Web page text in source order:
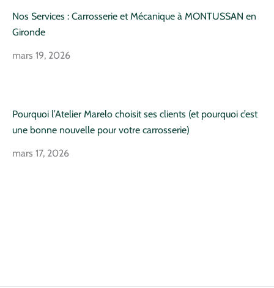
Nos Services : Carrosserie et Mécanique à MONTUSSAN en
Gironde
mars 19, 2026
Pourquoi l’Atelier Marelo choisit ses clients (et pourquoi c’est
une bonne nouvelle pour votre carrosserie)
mars 17, 2026